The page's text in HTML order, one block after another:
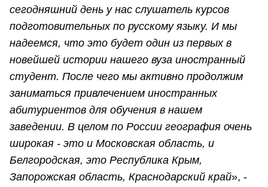
сегодняшний день у нас слушатель курсов
подготовительных по русскому языку. И мы
надеемся, что это будет один из первых в
новейшей истории нашего вуза иностранный
студент. После чего мы активно продолжим
заниматься привлечением иностранных
абитуриентов для обучения в нашем
заведении. В целом по России география очень
широкая - это и Московская область, и
Белгородская, это Республика Крым,
Запорожская область, Краснодарский край», -